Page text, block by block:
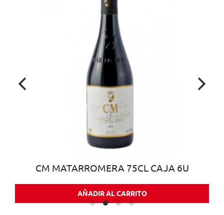
CM MATARROMERA 75CL CAJA 6U
AÑADIR AL CARRITO